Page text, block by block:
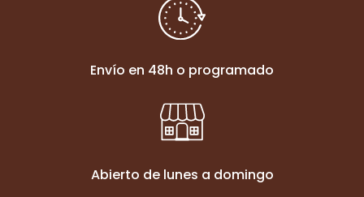
Envío en 48h o programado
Abierto de lunes a domingo